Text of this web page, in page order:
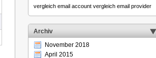
vergleich email account vergleich email provider
Archiv
November 2018
April 2015